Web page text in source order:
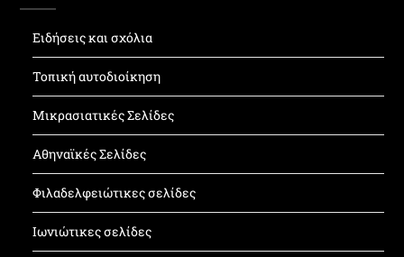
Ειδήσεις και σχόλια
Τοπική αυτοδιοίκηση
Μικρασιατικές Σελίδες
Αθηναϊκές Σελίδες
Φιλαδελφειώτικες σελίδες
Ιωνιώτικες σελίδες